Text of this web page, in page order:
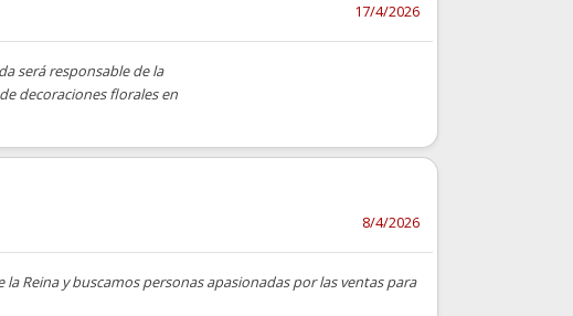
17/4/2026
será responsable de la
decoraciones florales en
8/4/2026
Reina y buscamos personas apasionadas por las ventas para